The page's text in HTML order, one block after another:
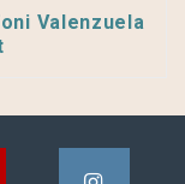
Valenzuela